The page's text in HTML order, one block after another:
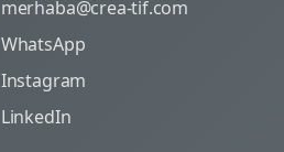
merhaba@crea-tif.com
WhatsApp
Instagram
LinkedIn